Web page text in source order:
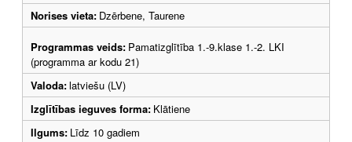
Norises vieta: Dzērbene, Taurene
Programmas veids: Pamatizglītība 1.-9.klase 1.-2. LKI
(programma ar kodu 21)
Valoda:latviešu (LV)
Izglītības ieguves forma: Klātiene
Ilgums: Līdz 10 gadiem